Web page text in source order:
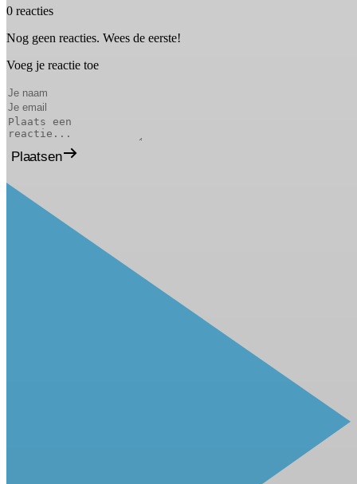
0 reacties
Nog geen reacties. Wees de eerste!
Voeg je reactie toe
Plaatsen